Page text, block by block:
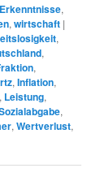
Erkenntnisse,
,wirtschaft |
,
,
,
,Inflation,
, Leistung,
,
,Wertverlust,